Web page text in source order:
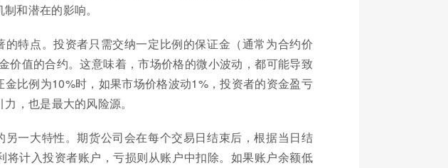
和潜在的影响。
特点。投资者只需交纳一定比例的保证金（通常为合约价
价值的合约。这意味着，市场价格的微小波动，都可能导致
比例为10%时，如果市场价格波动1%，投资者的资金盈亏
，也是最大的风险源。
一大特性。期货公司会在每个交易日结束后，根据当日结
将计入投资者账户，亏损则从账户中扣除。如果账户余额低